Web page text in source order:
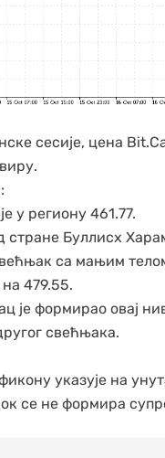
сесије, цена
у региону 461.77.
стране Буллисх
са мањим
479.55.
је формирао овај
свећњака.
указује на
се не формира